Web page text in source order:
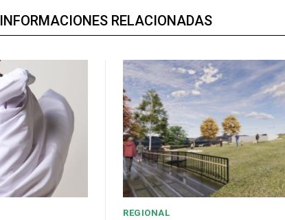
INFORMACIONES RELACIONADAS
REGIONAL